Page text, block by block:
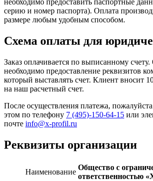
серию и номер паспорта). Оплата
размере любым удобным способом.
Схема оплаты для
Заказ оплачивается по выписанному
необходимо предоставление реквизитов
который выставлять счет. Клиент вносит
на наш расчетный счет.
После осуществления платежа,
этом по телефону 7 (495)-150-64-15 или
почте info@x-profil.ru
Реквизиты организации
Наименование
Общество с
ответственностью